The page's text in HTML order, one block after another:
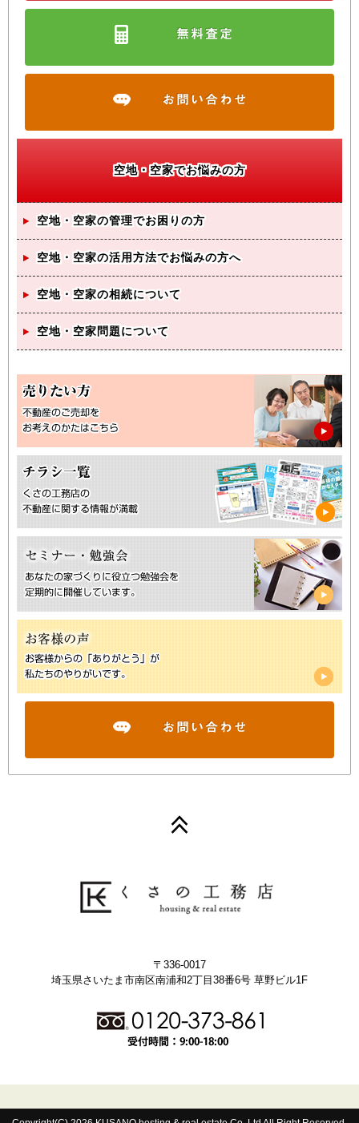
空地・空家でお悩みの方
空地・空家の管理でお困りの方
空地・空家の活用方法でお悩みの方へ
空地・空家の相続について
空地・空家問題について
〒336-0017
埼玉県さいたま市南区南浦和2丁目38番6号 草野ビル1F